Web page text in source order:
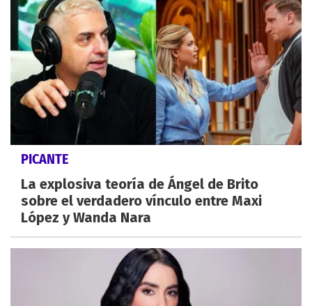
PICANTE
La explosiva teoría de Ángel de Brito
sobre el verdadero vínculo entre Maxi
López y Wanda Nara